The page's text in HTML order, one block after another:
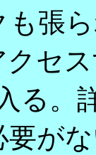
張
セ
る
要が